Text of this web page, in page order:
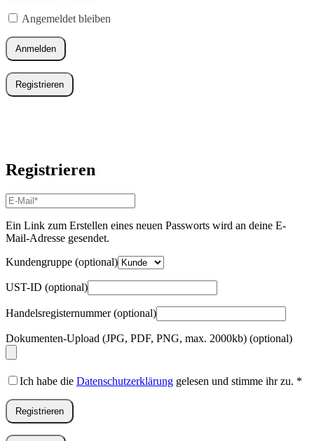
Angemeldet bleiben
Anmelden
Registrieren
Registrieren
E-
Mail-
Adresse*
Erforderlich
Ein Link zum Erstellen eines neuen Passworts wird an deine E-
Mail-Adresse gesendet.
Kundengruppe (optional)
UST-ID (optional)
Handelsregisternummer(optional)
Dokumenten-Upload (JPG, PDF, PNG, max. 2000kb) (optional)
Ich habe die Datenschutzerklärung gelesen und stimme ihr zu. *
Registrieren